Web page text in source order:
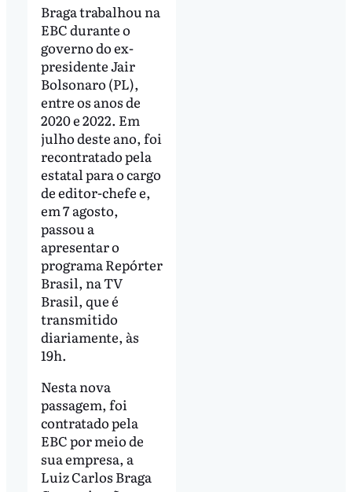
Braga trabalhou na
EBC durante o
governo do ex-
presidente Jair
Bolsonaro (PL),
entre os anos de
2020 e 2022. Em
julho deste ano, foi
recontratado pela
estatal para o cargo
de editor-chefe e,
em 7 agosto,
passou a
apresentar o
programa Repórter
Brasil, na TV
Brasil, que é
transmitido
diariamente, às
19h.
Nesta nova
passagem, foi
contratado pela
EBC por meio de
sua empresa, a
Luiz Carlos Braga